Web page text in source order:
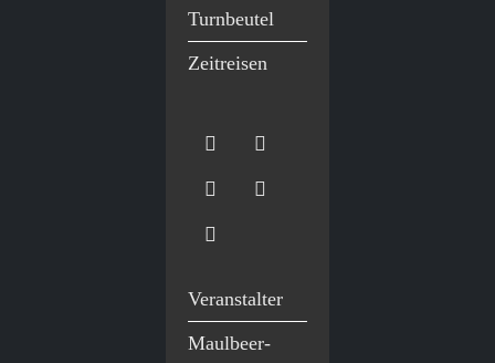
Turnbeutel
Zeitreisen
Veranstalter
Maulbeer-